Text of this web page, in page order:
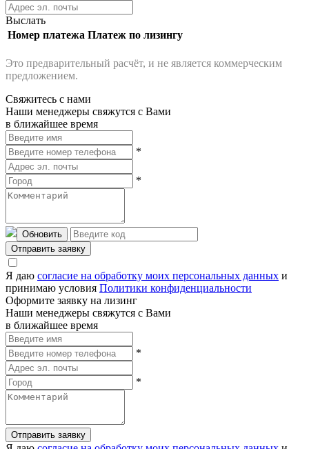
Выслать
Номер платежа Платеж по лизингу
Это предварительный расчёт, и не является коммерческим
предложением.
Свяжитесь с нами
Наши менеджеры свяжутся с Вами
в ближайшее время
*
*
Обновить
Отправить заявку
Я даю согласие на обработку моих персональных данных и
принимаю условия Политики конфиденциальности
Оформите заявку на лизинг
Наши менеджеры свяжутся с Вами
в ближайшее время
*
*
Отправить заявку